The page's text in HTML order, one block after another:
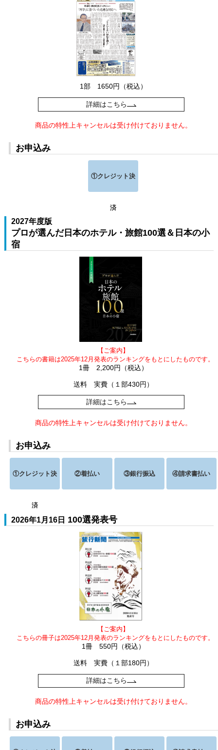
1部 1650円（税込）
詳細はこちら
商品の特性上キャンセルは受け付けておりません。
お申込み
①クレジット決
済
2027年度版
プロが選んだ日本のホテル・旅館100選＆日本の小
宿
【ご案内】
こちらの書籍は2025年12月発表のランキングをもとにしたものです。
1冊 2,200円（税込）
送料 実費（１部430円）
詳細はこちら
商品の特性上キャンセルは受け付けておりません。
お申込み
①クレジット決
済
②着払い ③銀行振込 ④請求書払い
2026年1月16日 100選発表号
【ご案内】
こちらの冊子は2025年12月発表のランキングをもとにしたものです。
1冊 550円（税込）
送料 実費（１部180円）
詳細はこちら
商品の特性上キャンセルは受け付けておりません。
お申込み